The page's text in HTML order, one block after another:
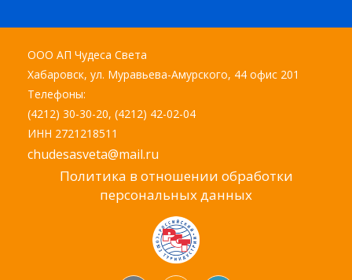
ООО АП Чудеса Света
Хабаровск, ул. Муравьева-Амурского, 44 офис 201
Телефоны:
(4212) 30-30-20, (4212) 42-02-04
ИНН 2721218511
chudesasveta@mail.ru
Политика в отношении обработки
персональных данных